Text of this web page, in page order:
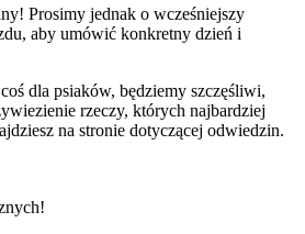
Prosimy jednak o wcześniejszy
aby umówić konkretny dzień i
dla psiaków, będziemy szczęśliwi,
rzeczy, których najbardziej
na stronie dotyczącej odwiedzin.